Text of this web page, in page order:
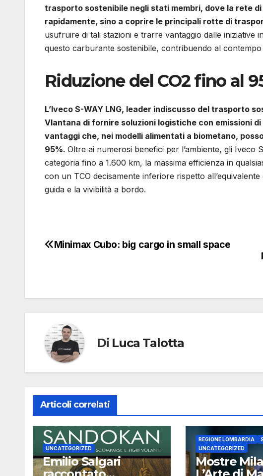
trasporto sostenibile negli stati membri, dove la rete
rapidamente, sino a coprire le principali rotte di
usufruire di tali stazioni e trarre vantaggio dalle iniziative
questo carburante sostenibile, contribuendo al
Riduzione del CO2 fino al
L’Iveco S-WAY LNG, leader indiscusso del trasporto
Vlantana di fornire soluzioni logistiche con emissioni
vantaggi che, nei modelli alimentati a biometano,
95%. Oltre ai numerosi benefici per l’ambiente, gli Iveco
categoria fino a 1.600 km, la massima efficienza in
con un TCO decisamente inferiore rispetto all’equivalente
guida e la vivibilità a bordo.
Navigazione
Minimax Cubo: big cargo in small space
Di Luca Talotta
Articoli correlati
UNCATEGORIZED
Emilio Salgari
REGIONE LOMBARDIA
UNCATEGORIZED
Mostre